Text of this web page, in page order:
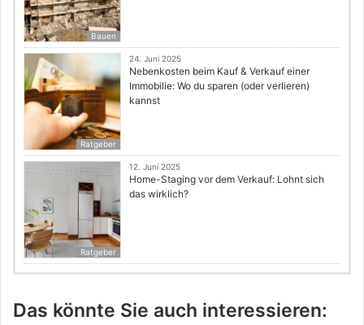
Bauen
Ratgeber
24. Juni 2025
Nebenkosten beim Kauf & Verkauf einer
Immobilie: Wo du sparen (oder verlieren)
kannst
Ratgeber
12. Juni 2025
Home-Staging vor dem Verkauf: Lohnt sich
das wirklich?
Das könnte Sie auch interessieren: